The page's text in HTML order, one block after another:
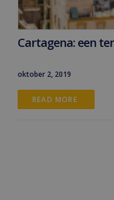
Cartagena: een
oktober 2, 2019
READ MORE